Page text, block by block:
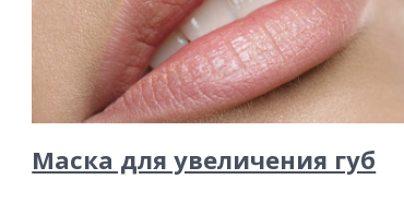
Маска для увеличения губ